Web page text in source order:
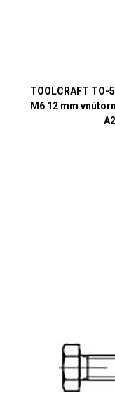
TOOLCRAFT
M6 12 mm